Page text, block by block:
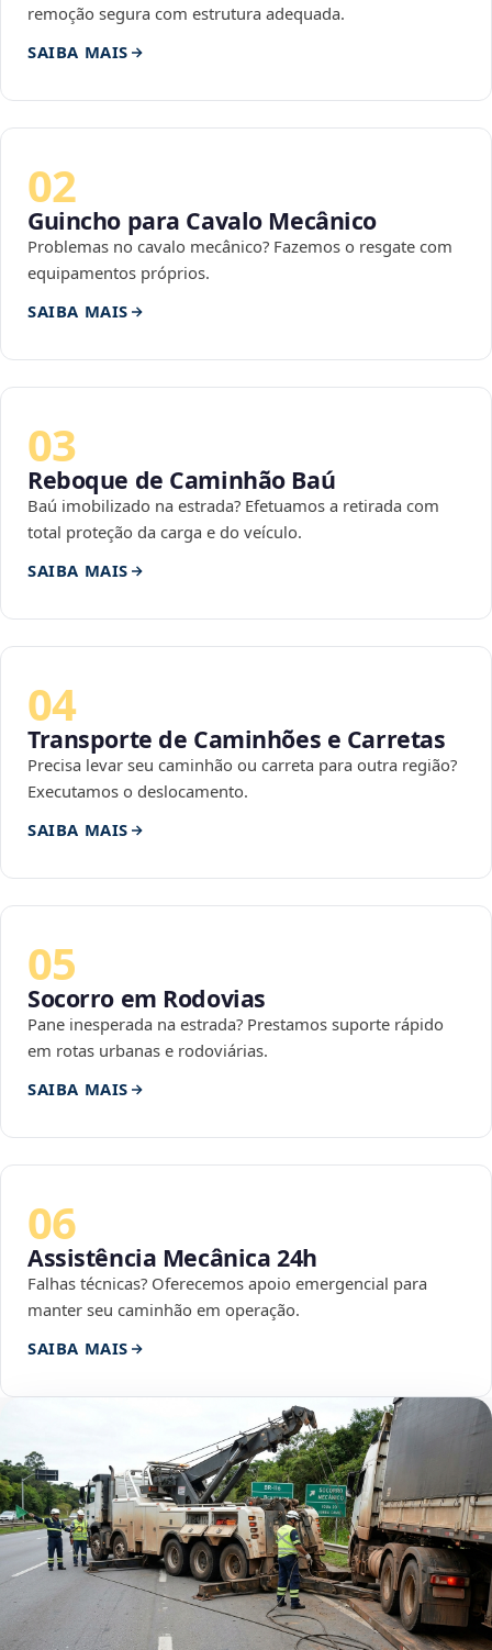
remoção segura com estrutura adequada.
SAIBA MAIS
02
Guincho para Cavalo Mecânico
Problemas no cavalo mecânico? Fazemos o resgate com
equipamentos próprios.
SAIBA MAIS
03
Reboque de Caminhão Baú
Baú imobilizado na estrada? Efetuamos a retirada com
total proteção da carga e do veículo.
SAIBA MAIS
04
Transporte de Caminhões e Carretas
Precisa levar seu caminhão ou carreta para outra região?
Executamos o deslocamento.
SAIBA MAIS
05
Socorro em Rodovias
Pane inesperada na estrada? Prestamos suporte rápido
em rotas urbanas e rodoviárias.
SAIBA MAIS
06
Assistência Mecânica 24h
Falhas técnicas? Oferecemos apoio emergencial para
manter seu caminhão em operação.
SAIBA MAIS